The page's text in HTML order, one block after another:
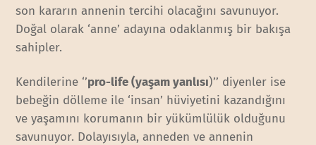
son kararın annenin tercihi olacağını savunuyor.
Doğal olarak ‘anne’ adayına odaklanmış bir bakışa
sahipler.
Kendilerine ‘’pro-life (yaşam yanlısı)’’ diyenler ise
bebeğin dölleme ile ‘insan’ hüviyetini kazandığını
ve yaşamını korumanın bir yükümlülük olduğunu
savunuyor. Dolayısıyla, anneden ve annenin